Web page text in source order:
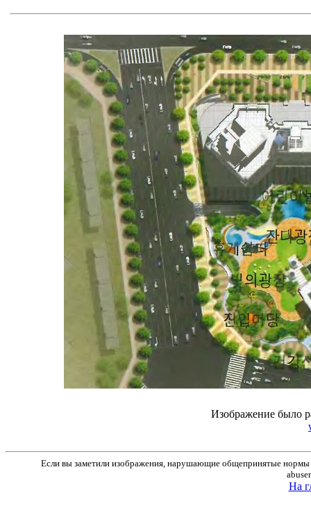
Изображение было
Если вы заметили изображения, нарушающие общепринятые нормы
На